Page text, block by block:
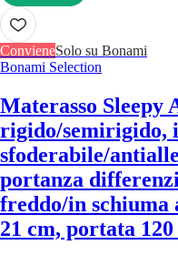
AGGIUNGI
ConvieneSolo su Bonami
Bonami Selection
Materasso Sleepy
rigido/semirigido,
sfoderabile/
portanza
freddo/in schiuma
21 cm, portata